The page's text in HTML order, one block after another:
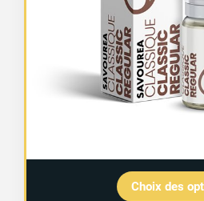
Choix des